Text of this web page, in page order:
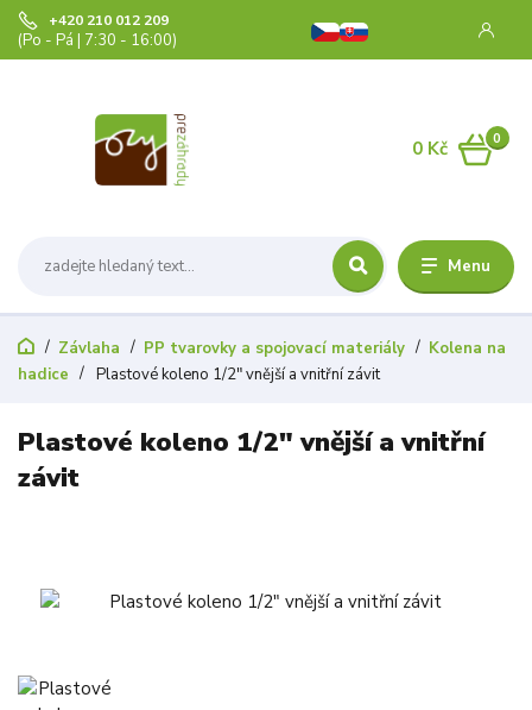
Menu
+420 210 012 209
(Po - Pá | 7:30 - 16:00)
0
0 Kč
Závlaha PP tvarovky a spojovací materiály
Kolena na
hadice
Plastové koleno 1/2" vnější a vnitřní závit
Plastové koleno 1/2" vnější a vnitřní
závit